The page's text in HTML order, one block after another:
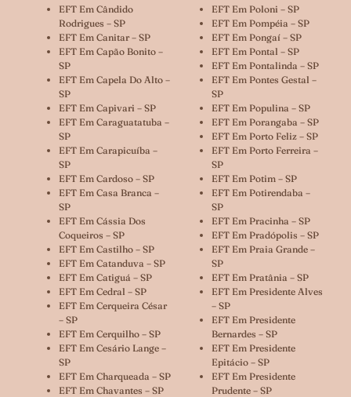
EFT Em Cândido
Rodrigues – SP
EFT Em Canitar – SP
EFT Em Capão Bonito –
SP
EFT Em Capela Do Alto –
SP
EFT Em Capivari – SP
EFT Em Caraguatatuba –
SP
EFT Em Carapicuíba –
SP
EFT Em Cardoso – SP
EFT Em Casa Branca –
SP
EFT Em Cássia Dos
Coqueiros – SP
EFT Em Castilho – SP
EFT Em Catanduva – SP
EFT Em Catiguá – SP
EFT Em Cedral – SP
EFT Em Cerqueira César
– SP
EFT Em Cerquilho – SP
EFT Em Cesário Lange –
SP
EFT Em Charqueada – SP
EFT Em Chavantes – SP
EFT Em Poloni – SP
EFT Em Pompéia – SP
EFT Em Pongaí – SP
EFT Em Pontal – SP
EFT Em Pontalinda – SP
EFT Em Pontes Gestal –
SP
EFT Em Populina – SP
EFT Em Porangaba – SP
EFT Em Porto Feliz – SP
EFT Em Porto Ferreira –
SP
EFT Em Potim – SP
EFT Em Potirendaba –
SP
EFT Em Pracinha – SP
EFT Em Pradópolis – SP
EFT Em Praia Grande –
SP
EFT Em Pratânia – SP
EFT Em Presidente Alves
– SP
EFT Em Presidente
Bernardes – SP
EFT Em Presidente
Epitácio – SP
EFT Em Presidente
Prudente – SP